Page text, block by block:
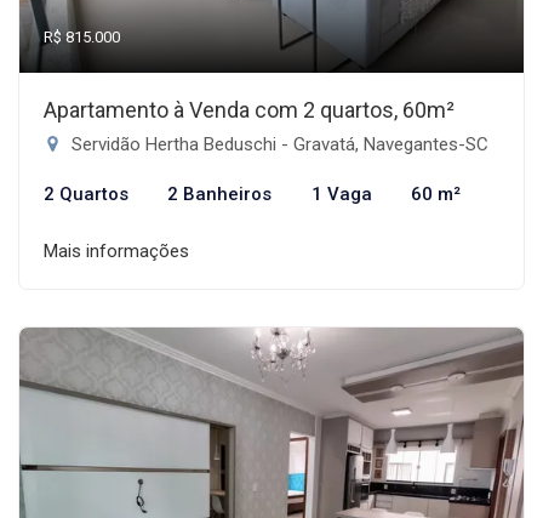
R$ 815.000
Apartamento à Venda com 2 quartos, 60m²
Servidão Hertha Beduschi - Gravatá, Navegantes-SC
2 Quartos 2 Banheiros 1 Vaga 60 m²
Mais informações